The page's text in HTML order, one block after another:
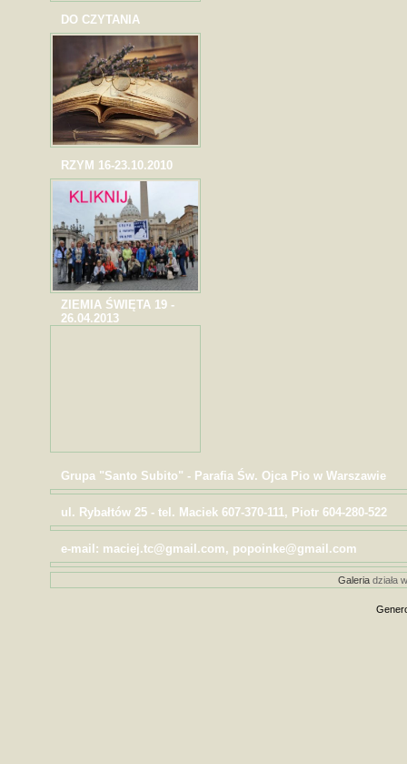
DO CZYTANIA
RZYM 16-23.10.2010
ZIEMIA ŚWIĘTA 19 -
26.04.2013
Grupa "Santo Subito" - Parafia Św. Ojca Pio w Warszawie
ul. Rybałtów 25 - tel. Maciek 607-370-111, Piotr 604-280-522
e-mail: maciej.tc@gmail.com, popoinke@gmail.com
Galeriadziała